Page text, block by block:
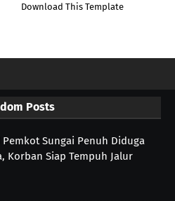
Download This Template
Posts
Sungai Penuh Diduga
Korban Siap Tempuh Jalur